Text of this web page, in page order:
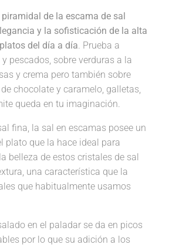
de la escama de sal
y la sofisticación de la alta
del día a día. Prueba a
pescados, sobre verduras a la
y crema pero también sobre
chocolate y caramelo, galletas,
queda en tu imaginación.
fina, la sal en escamas posee un
plato que la hace ideal para
belleza de estos cristales de sal
una característica que la
que habitualmente usamos
en el paladar se da en picos
por lo que su adición a los